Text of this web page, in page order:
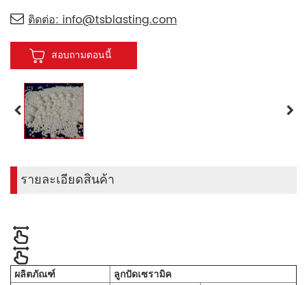
ติดต่อ: info@tsblasting.com
สอบถามตอนนี้
รายละเอียดสินค้า
ผลิตภัณฑ์
ลูกปัดเซรามิค